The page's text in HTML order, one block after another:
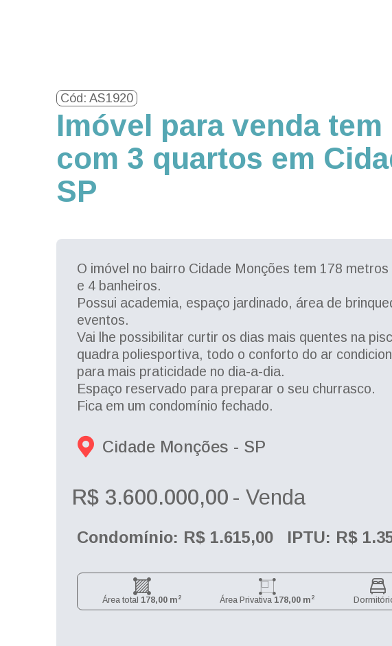
Cód: AS1920
Imóvel para venda
com 3 quartos em
SP
O imóvel no bairro Cidade Monções tem 178
e 4 banheiros.
Possui academia, espaço jardinado, área de
eventos.
Vai lhe possibilitar curtir os dias mais quentes na
quadra poliesportiva, todo o conforto do ar
para mais praticidade no dia-a-dia.
Espaço reservado para preparar o seu churrasco.
Fica em um condomínio fechado.
Cidade Monções - SP
R$ 3.600.000,00 - Venda
Condomínio: R$ 1.615,00 IPTU: R$
Área total 178,00 m 2 Área Privativa 178,00 m 2